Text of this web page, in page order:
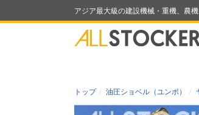
アジア最大級の建設機械・重機、農
トップ 油圧ショベル（ユンボ）